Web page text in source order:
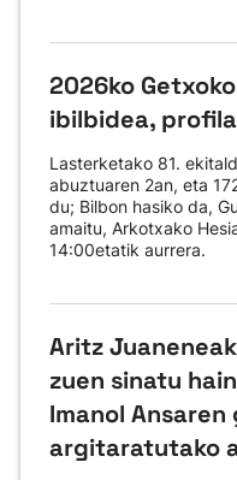
2026ko
ibilbidea,
Lasterketako 81.
abuztuaren 2an, eta
du; Bilbon hasiko da,
amaitu, Arkotxako
14:00etatik aurrera.
Aritz
zuen sinatu
Imanol Ansaren
argitaratutako